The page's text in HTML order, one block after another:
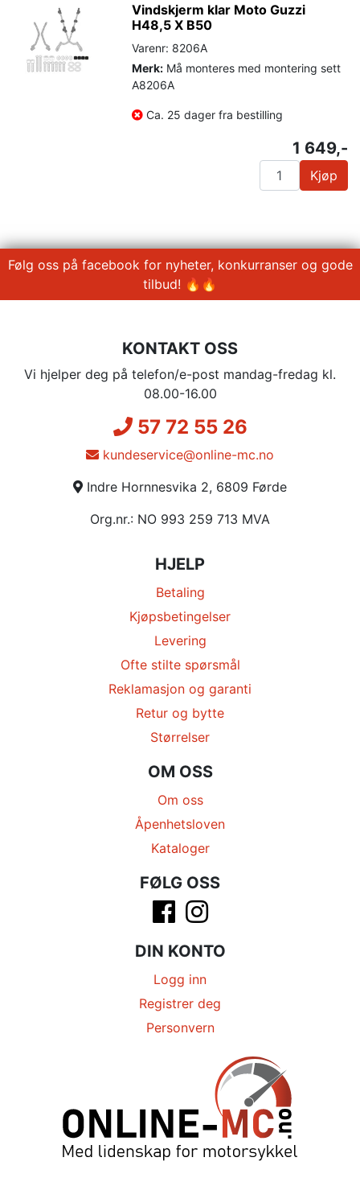
Vindskjerm klar Moto Guzzi
H48,5 X B50
Varenr: 8206A
Merk: Må monteres med montering sett
A8206A
Ca. 25 dager fra bestilling
1 649,-
Kjøp
Følg oss på facebook for nyheter, konkurranser og gode
tilbud! 🔥🔥
KONTAKT OSS
Vi hjelper deg på telefon/e-post mandag-fredag kl.
08.00-16.00
57 72 55 26
kundeservice@online-mc.no
Indre Hornnesvika 2, 6809 Førde
Org.nr.: NO 993 259 713 MVA
HJELP
Betaling
Kjøpsbetingelser
Levering
Ofte stilte spørsmål
Reklamasjon og garanti
Retur og bytte
Størrelser
OM OSS
Om oss
Åpenhetsloven
Kataloger
FØLG OSS
DIN KONTO
Logg inn
Registrer deg
Personvern